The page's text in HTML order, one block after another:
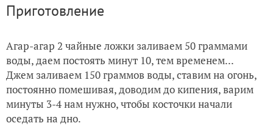
Приготовление
Агар-агар 2 чайные ложки заливаем 50 граммами
воды, даем постоять минут 10, тем временем...
Джем заливаем 150 граммов воды, ставим на огонь,
постоянно помешивая, доводим до кипения, варим
минуты 3-4 нам нужно, чтобы косточки начали
оседать на дно.